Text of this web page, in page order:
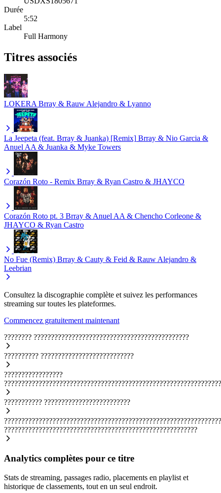
Durée
5:52
Label
Full Harmony
Titres associés
LOKERA Brray & Rauw Alejandro & Lyanno
La Jeepeta (feat. Brray & Juanka) [Remix] Brray & Nio Garcia &
Anuel AA & Juanka & Myke Towers
Corazón Roto - Remix Brray & Ryan Castro & JHAYCO
Corazón Roto pt. 3 Brray & Anuel AA & Chencho Corleone &
JHAYCO & Ryan Castro
No Fue (Remix) Brray & Cauty & Feid & Rauw Alejandro &
Leebrian
Consultez la discographie complète et suivez les performances
streaming sur toutes les plateformes.
Commencez gratuitement maintenant
???????? ?????????????????????????????????????????????
?????????? ???????????????????????????
?????????????????
??????????? ?????????????????????????
????????????????????????????????????????????????????????
Analytics complètes pour ce titre
Stats de streaming, passages radio, placements en playlist et
historique de classements, tout en un seul endroit.